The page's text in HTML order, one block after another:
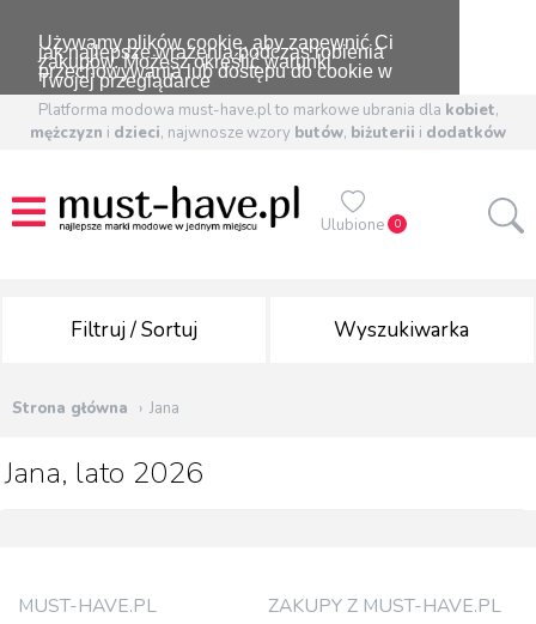
Używamy plików cookie, aby zapewnić Ci
jak najlepsze wrażenia podczas robienia
zakupów. Możesz określić warunki
przechowywania lub dostępu do cookie w
Twojej przeglądarce
Platforma modowa must-have.pl to markowe ubrania dla kobiet,
mężczyzn i dzieci, najwnosze wzory butów, biżuterii i dodatków
Ulubione 0
Filtruj / Sortuj Wyszukiwarka
Strona główna Jana
Jana, lato 2026
MUST-HAVE.PL ZAKUPY Z MUST-HAVE.PL